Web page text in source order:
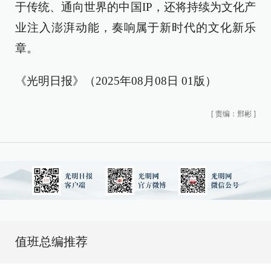
于传统、通向世界的中国IP，还将持续为文化产
业注入澎湃动能，奏响属于新时代的文化新乐
章。
《光明日报》（2025年08月08日 01版）
[ 责编：邢彬 ]
值班总编推荐